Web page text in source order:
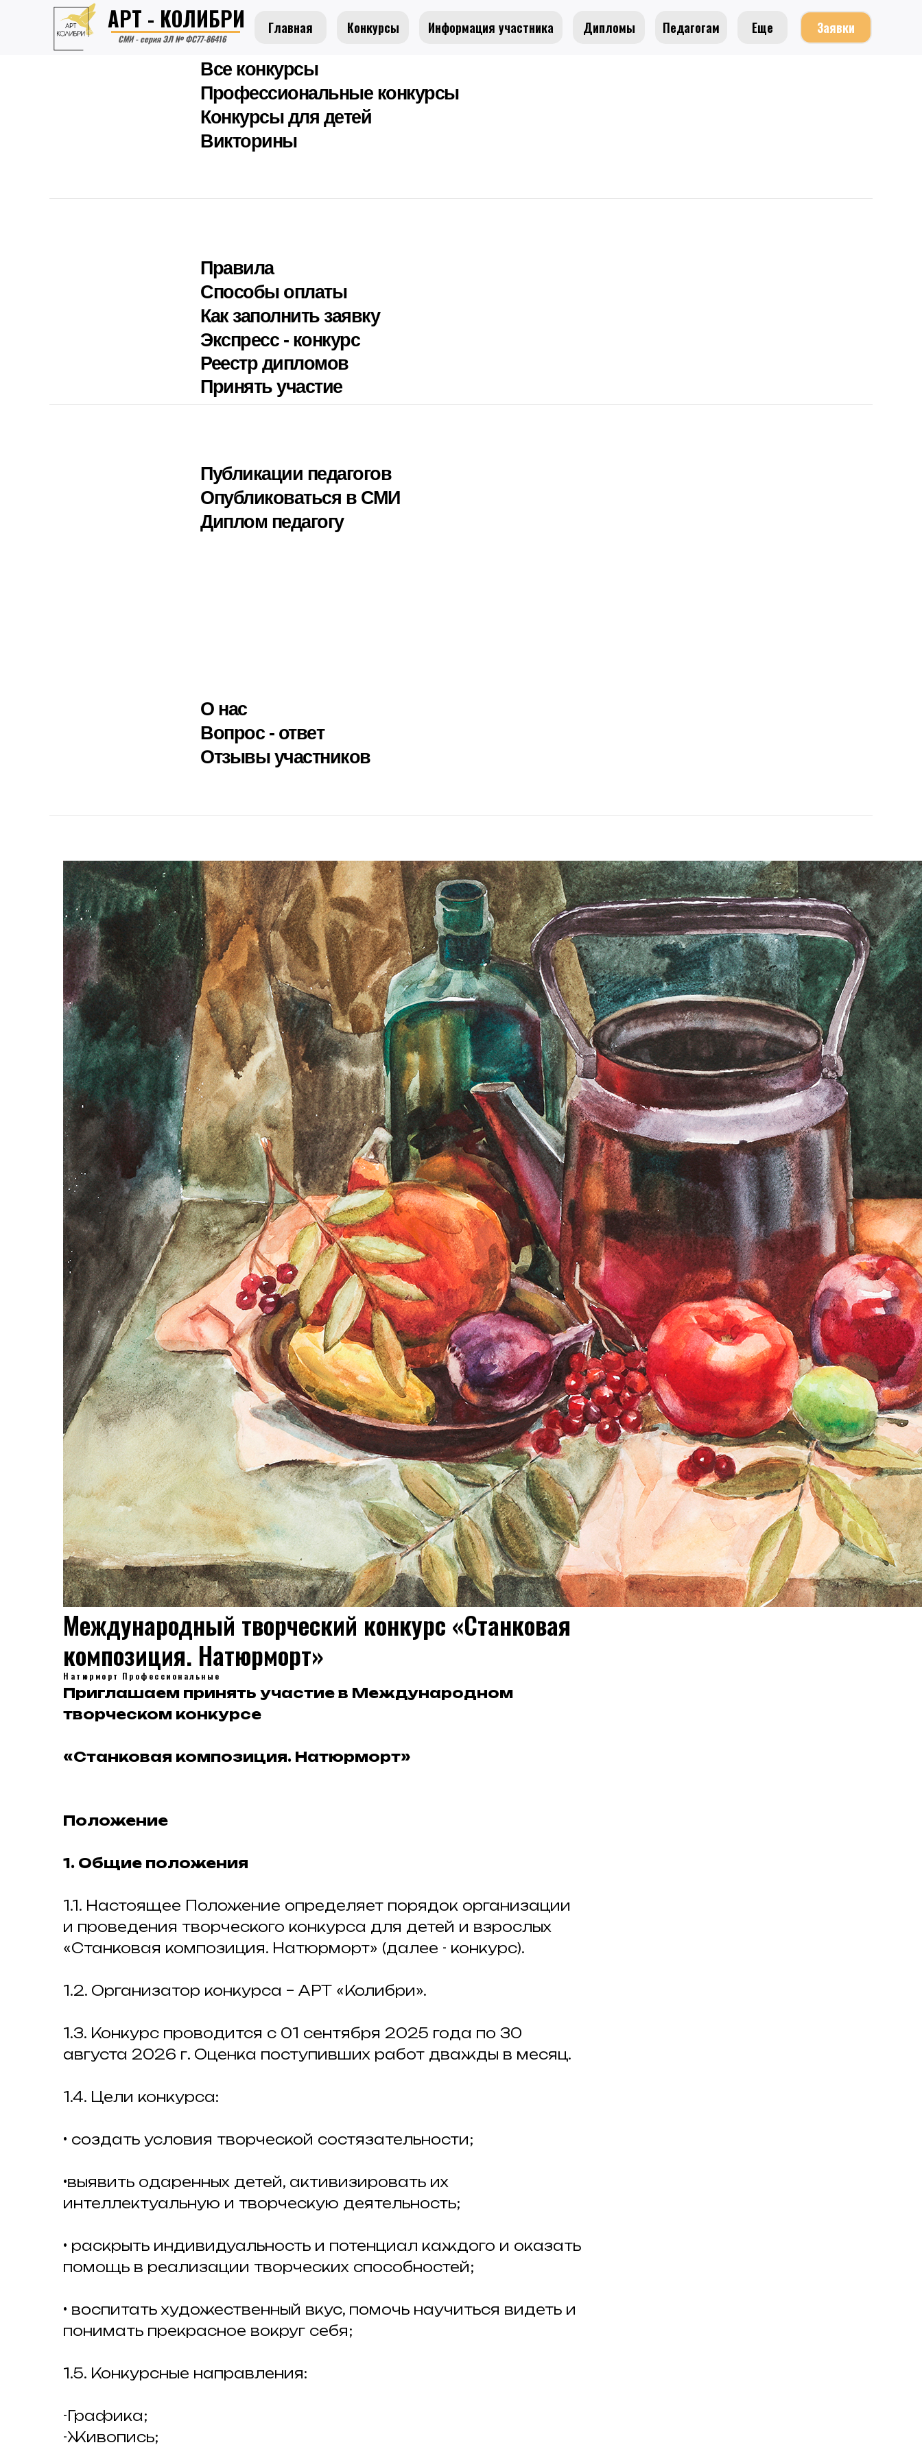
АРТ - КОЛИБРИ
СМИ - серия ЭЛ № ФС77-86416
Главная Дипломы Заявки
Еще
Педагогам
Конкурсы Информация участника
Все конкурсы
Профессиональные конкурсы
Конкурсы для детей
Викторины
Правила
Способы оплаты
Как заполнить заявку
Экспресс - конкурс
Реестр дипломов
Принять участие
Публикации педагогов
Опубликоваться в СМИ
Диплом педагогу
О нас
Вопрос - ответ
Отзывы участников
Международный творческий конкурс «Станковая
композиция. Натюрморт»
Натюрморт Профессиональные
Приглашаем принять участие в Международном
творческом конкурсе
«Станковая композиция. Натюрморт»
Положение
1. Общие положения
1.1. Настоящее Положение определяет порядок организации
и проведения творческого конкурса для детей и взрослых
«Станковая композиция. Натюрморт» (далее - конкурс).
1.2. Организатор конкурса – АРТ «Колибри».
1.3. Конкурс проводится с 01 сентября 2025 года по 30
августа 2026 г. Оценка поступивших работ дважды в месяц.
1.4. Цели конкурса:
• создать условия творческой состязательности;
•выявить одаренных детей, активизировать их
интеллектуальную и творческую деятельность;
• раскрыть индивидуальность и потенциал каждого и оказать
помощь в реализации творческих способностей;
• воспитать художественный вкус, помочь научиться видеть и
понимать прекрасное вокруг себя;
1.5. Конкурсные направления:
-Графика;
-Живопись;